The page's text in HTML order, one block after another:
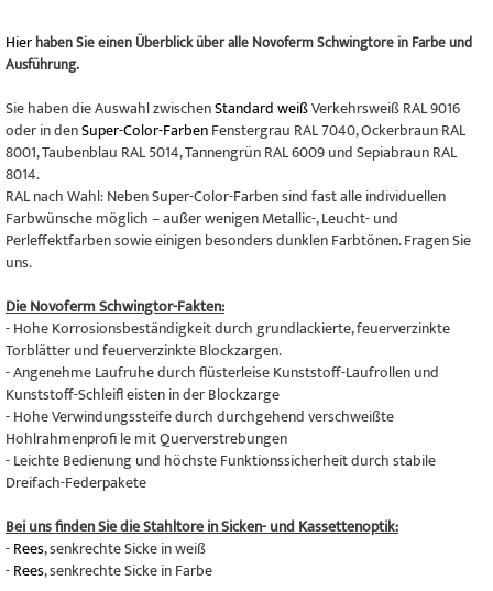
Hierhaben Sie einen Überblick über alle Novoferm Schwingtore in Farbe und
Ausführung.
Sie haben die Auswahl zwischenStandard weißVerkehrsweiß RAL 9016
oder in denSuper-Color-FarbenFenstergrau RAL 7040, Ockerbraun RAL
8001, Taubenblau RAL 5014, Tannengrün RAL 6009 und Sepiabraun RAL
8014.
RAL nach Wahl: Neben Super-Color-Farben sind fast alle individuellen
Farbwünsche möglich – außer wenigen Metallic-, Leucht- und
Perleffektfarben sowie einigen besonders dunklen Farbtönen. Fragen Sie
uns.
Die Novoferm Schwingtor-Fakten:
- Hohe Korrosionsbeständigkeit durch grundlackierte, feuerverzinkte
Torblätter und feuerverzinkte Blockzargen.
- Angenehme Laufruhe durch flüsterleise Kunststoff-Laufrollen und
Kunststoff-Schleifl eisten in der Blockzarge
- Hohe Verwindungssteife durch durchgehend verschweißte
Hohlrahmenprofi le mit Querverstrebungen
- Leichte Bedienung und höchste Funktionssicherheit durch stabile
Dreifach-Federpakete
Bei uns finden Sie die Stahltore in Sicken- und Kassettenoptik:
-Rees, senkrechte Sicke in weiß
-Rees, senkrechte Sicke in Farbe